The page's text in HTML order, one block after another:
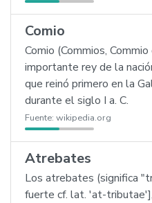
Comio
Comio (Commios,
importante rey de la
que reinó primero en la
durante el siglo I a. C.
Fuente: wikipedia.org
Atrebates
Los atrebates (significa
fuerte cf. lat. 'at-